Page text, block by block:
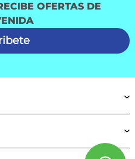
OFERTAS DE